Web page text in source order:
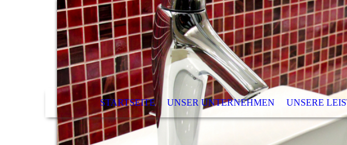
STARTSEITE UNSER UNTERNEHMEN UNSERE